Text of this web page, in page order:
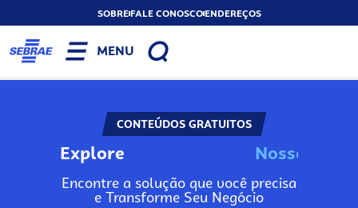
SOBREFALE CONOSCOENDEREÇOS
MENU
CONTEÚDOS GRATUITOS
Explore Nosso
Encontre a solução que você precisa
e Transforme Seu Negócio